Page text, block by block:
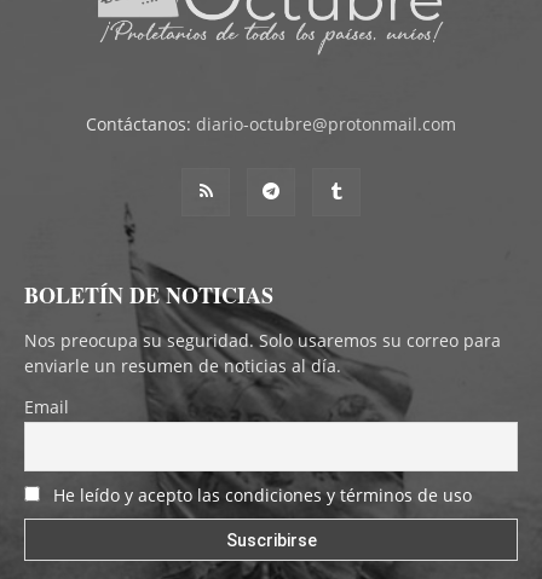
Contáctanos: diario-octubre@protonmail.com
BOLETÍN DE NOTICIAS
Nos preocupa su seguridad. Solo usaremos su correo para
enviarle un resumen de noticias al día.
Email
He leído y acepto las condiciones y términos de uso